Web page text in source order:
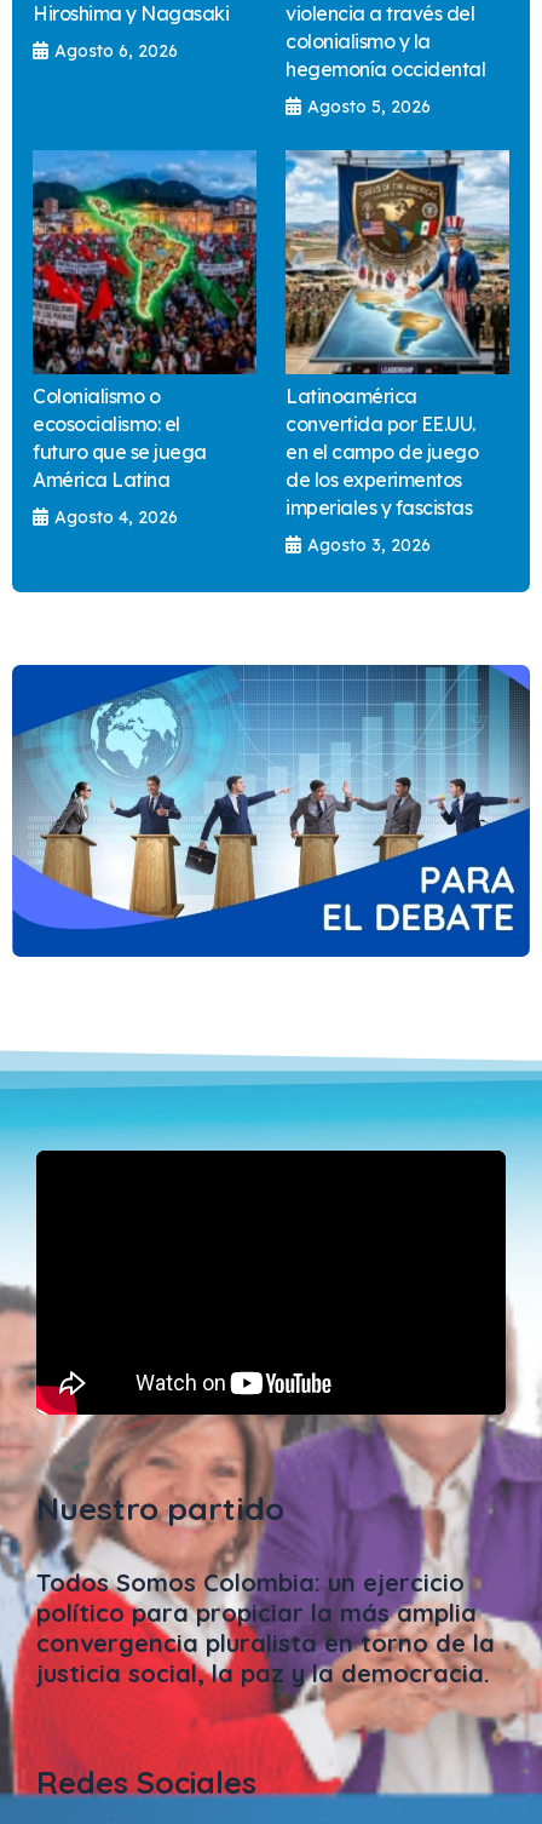
Hiroshima y Nagasaki
Agosto 6, 2026
violencia a través del
colonialismo y la
hegemonía occidental
Agosto 5, 2026
Colonialismo o
ecosocialismo: el
futuro que se juega
América Latina
Agosto 4, 2026
Latinoamérica
convertida por EE.UU.
en el campo de juego
de los experimentos
imperiales y fascistas
Agosto 3, 2026
Nuestro partido
Todos Somos Colombia: un ejercicio
político para propiciar la más amplia
convergencia pluralista en torno de la
justicia social, la paz y la democracia.
Redes Sociales